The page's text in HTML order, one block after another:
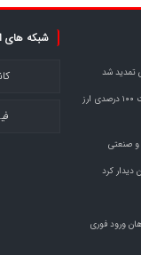
تمدید شد
خبر مهم برای صادرکنندگان فولاد و فلزات / تکلیف بازگشت ۱۰۰ درصدی ارز
و صنعتی
دیدار کرد
ورود فوری
شبکه های